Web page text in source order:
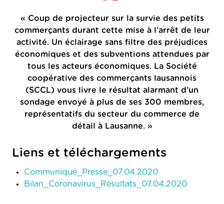
« Coup de projecteur sur la survie des petits
commerçants durant cette mise à l’arrêt de leur
activité. Un éclairage sans filtre des préjudices
économiques et des subventions attendues par
tous les acteurs économiques. La Société
coopérative des commerçants lausannois
(SCCL) vous livre le résultat alarmant d’un
sondage envoyé à plus de ses 300 membres,
représentatifs du secteur du commerce de
détail à Lausanne. »
Liens et téléchargements
Communiqué_Presse_07.04.2020
Bilan_Coronavirus_Résultats_07.04.2020